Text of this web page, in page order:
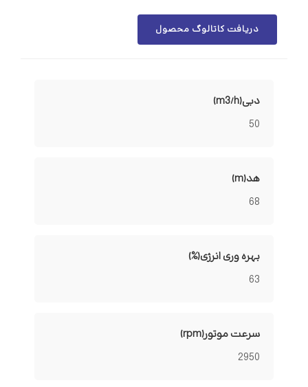
دریافت کاتالوگ محصول
دبی(m3/h)
50
هد(m)
68
بهره وری انرژی(%)
63
سرعت موتور(rpm)
2950